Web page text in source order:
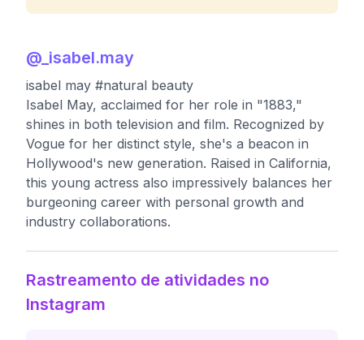
@ _isabel.may
isabel may #natural beauty
Isabel May, acclaimed for her role in "1883,"
shines in both television and film. Recognized by
Vogue for her distinct style, she's a beacon in
Hollywood's new generation. Raised in California,
this young actress also impressively balances her
burgeoning career with personal growth and
industry collaborations.
Rastreamento de atividades no
Instagram